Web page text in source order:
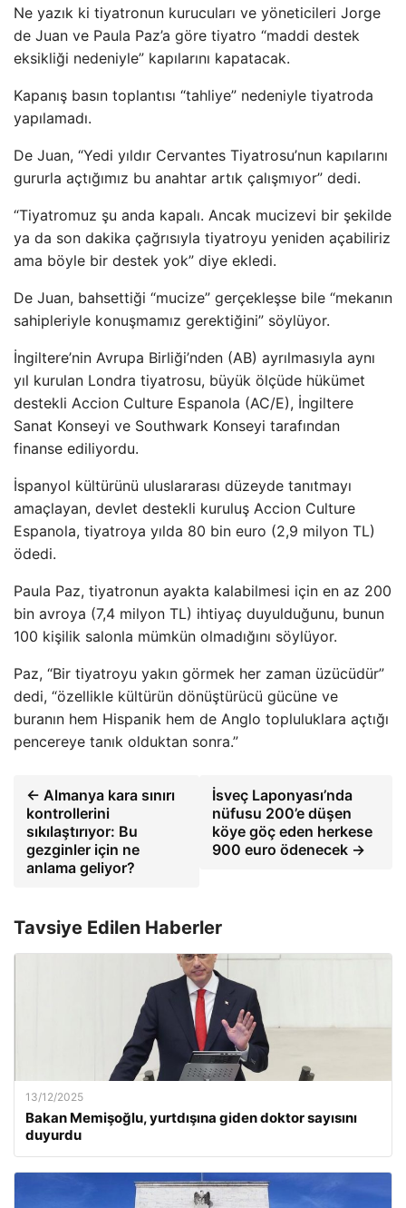
Ne yazık ki tiyatronun kurucuları ve yöneticileri Jorge
de Juan ve Paula Paz’a göre tiyatro “maddi destek
eksikliği nedeniyle” kapılarını kapatacak.
Kapanış basın toplantısı “tahliye” nedeniyle tiyatroda
yapılamadı.
De Juan, “Yedi yıldır Cervantes Tiyatrosu’nun kapılarını
gururla açtığımız bu anahtar artık çalışmıyor” dedi.
“Tiyatromuz şu anda kapalı. Ancak mucizevi bir şekilde
ya da son dakika çağrısıyla tiyatroyu yeniden açabiliriz
ama böyle bir destek yok” diye ekledi.
De Juan, bahsettiği “mucize” gerçekleşse bile “mekanın
sahipleriyle konuşmamız gerektiğini” söylüyor.
İngiltere’nin Avrupa Birliği’nden (AB) ayrılmasıyla aynı
yıl kurulan Londra tiyatrosu, büyük ölçüde hükümet
destekli Accion Culture Espanola (AC/E), İngiltere
Sanat Konseyi ve Southwark Konseyi tarafından
finanse ediliyordu.
İspanyol kültürünü uluslararası düzeyde tanıtmayı
amaçlayan, devlet destekli kuruluş Accion Culture
Espanola, tiyatroya yılda 80 bin euro (2,9 milyon TL)
ödedi.
Paula Paz, tiyatronun ayakta kalabilmesi için en az 200
bin avroya (7,4 milyon TL) ihtiyaç duyulduğunu, bunun
100 kişilik salonla mümkün olmadığını söylüyor.
Paz, “Bir tiyatroyu yakın görmek her zaman üzücüdür”
dedi, “özellikle kültürün dönüştürücü gücüne ve
buranın hem Hispanik hem de Anglo topluluklara açtığı
pencereye tanık olduktan sonra.”
← Almanya kara sınırı
kontrollerini
sıkılaştırıyor: Bu
gezginler için ne
anlama geliyor?
İsveç Laponyası’nda
nüfusu 200’e düşen
köye göç eden herkese
900 euro ödenecek →
Tavsiye Edilen Haberler
13/12/2025
Bakan Memişoğlu, yurtdışına giden doktor sayısını
duyurdu